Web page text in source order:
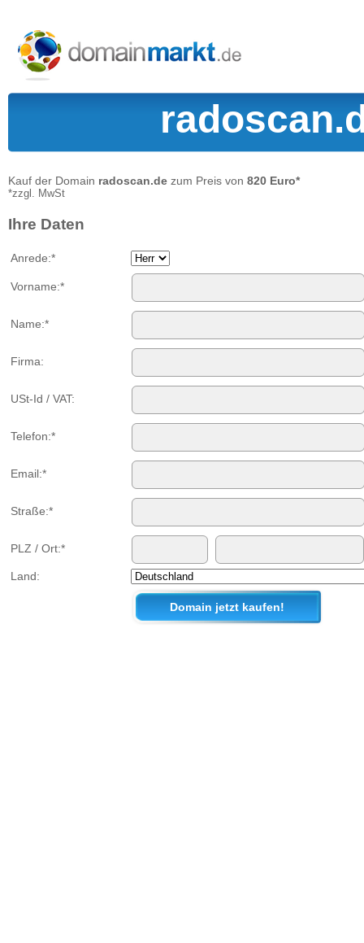
Kauf der Domain radoscan.de zum Preis von 820 Euro*
*zzgl. MwSt
Ihre Daten
Anrede:*
Vorname:*
Name:*
Firma:
USt-Id / VAT:
Telefon:*
Email:*
Straße:*
PLZ / Ort:*
Land: